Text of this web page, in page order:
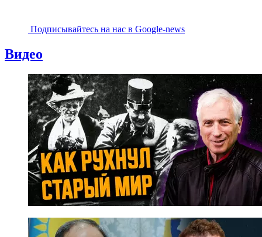
Подписывайтесь на наc в Google-news
Видео